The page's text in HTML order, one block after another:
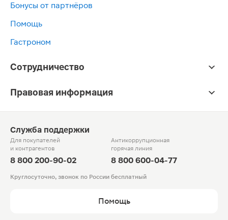
Бонусы от партнёров
Помощь
Гастроном
Сотрудничество
Правовая информация
Служба поддержки
Для покупателей
и контрагентов
8 800 200-90-02
Антикоррупционная
горячая линия
8 800 600-04-77
Круглосуточно, звонок по России бесплатный
Помощь